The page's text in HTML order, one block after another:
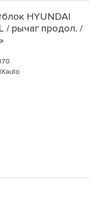
HYUNDAI
/ рычаг продол. /